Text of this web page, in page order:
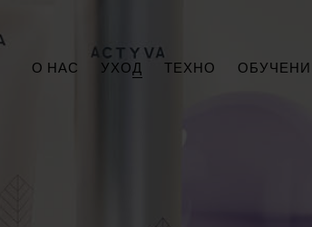
О НАС УХОД ТЕХНО